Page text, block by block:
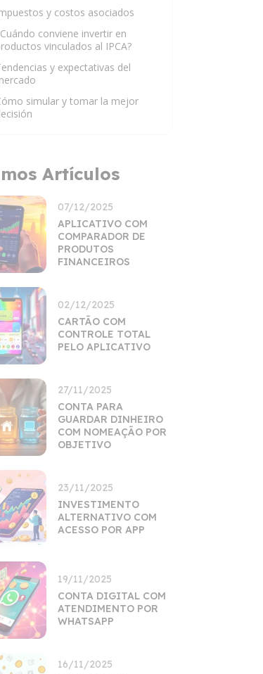
y costos asociados
conviene invertir en
vinculados al IPCA?
y expectativas del
simular y tomar la mejor
Artículos
07/12/2025
APLICATIVO COM
COMPARADOR DE
PRODUTOS
FINANCEIROS
02/12/2025
CARTÃO COM
CONTROLE TOTAL
PELO APLICATIVO
27/11/2025
CONTA PARA
GUARDAR DINHEIRO
COM NOMEAÇÃO POR
OBJETIVO
23/11/2025
INVESTIMENTO
ALTERNATIVO COM
ACESSO POR APP
19/11/2025
CONTA DIGITAL COM
ATENDIMENTO POR
WHATSAPP
16/11/2025